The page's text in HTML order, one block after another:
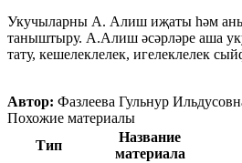
Укучыларны А. Алиш иҗаты һәм
таныштыру. А.Алиш әсәрләре аша
тату, кешелеклелек, игелеклелек
Автор: Фазлеева Гульнур
Похожие материалы
Тип
Название
материала